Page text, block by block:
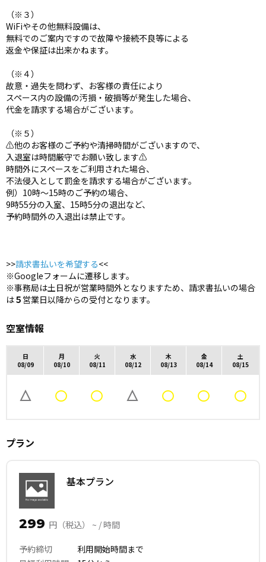
（※３）
WiFiやその他無料設備は、
無料でのご案内ですので故障や接続不良等による
返金や保証は出来かねます。
（※４）
故意・過失を問わず、お客様の責任により
スペース内の設備の汚損・破損等が発生した場合、
代金を請求する場合がございます。
（※５）
⚠️他のお客様のご予約や清掃時間がございますので、
入退室は時間厳守でお願い致します⚠️
時間外にスペースをご利用された場合、
不法侵入として罰金を請求する場合がございます。
例）10時〜15時のご予約の場合、
9時55分の入室、15時5分の退出など、
予約時間外の入退出は禁止です。
>>請求書払いを希望する<<
※Googleフォームに遷移します。
※事務局は土日祝が営業時間外となりますため、請求書払いの場合
は５ 営業日以降からの受付となります。
空室情報
日
08/09
月
08/10
火
08/11
水
08/12
木
08/13
金
08/14
土
08/15
プラン
基本プラン
299 円（税込） ~ / 時間
予約締切 利用開始時間まで